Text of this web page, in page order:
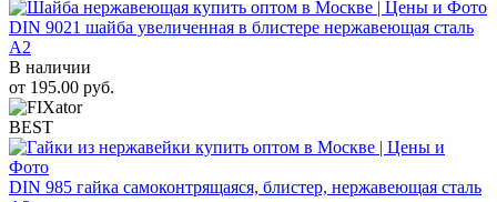
DIN 9021 шайба увеличенная в блистере нержавеющая сталь
A2
В наличии
от 195.00 руб.
BEST
DIN 985 гайка самоконтрящаяся, блистер, нержавеющая сталь